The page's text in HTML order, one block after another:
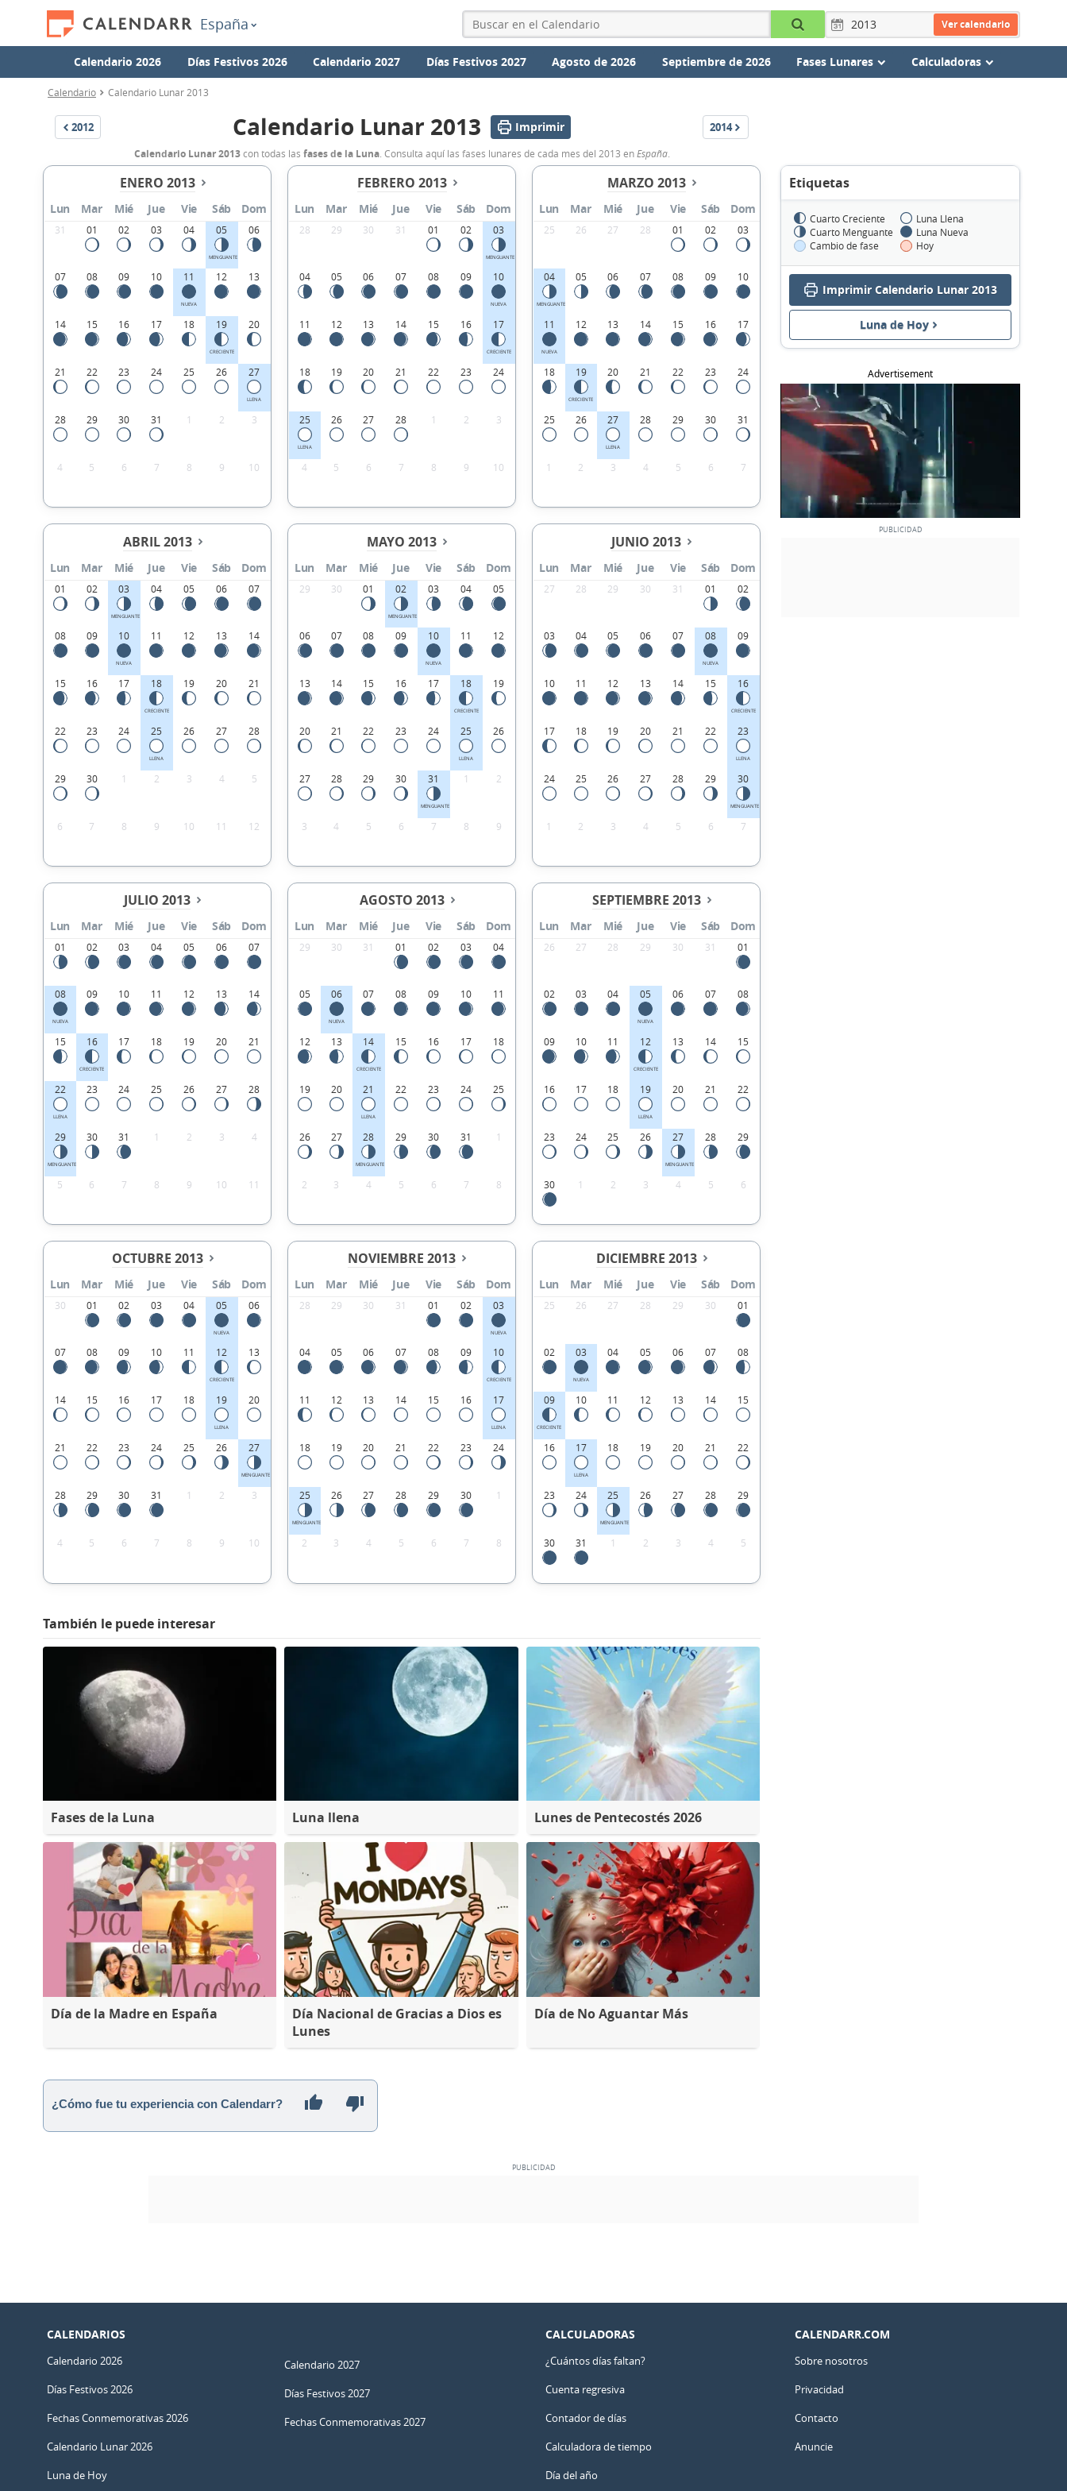
España Ver calendario
Calendario 2026 Días Festivos 2026 Calendario 2027 Días Festivos 2027 Agosto de 2026 Septiembre de 2026 Fases Lunares Calculadoras
Calendario Calendario Lunar 2013
2012 Calendario Lunar 2013 Imprimir 2014
Calendario Lunar 2013con todas las fases de la Luna. Consulta aquí las fases lunares de cada mes del 2013 enEspaña.
ENERO 2013
Lun Mar Mié Jue Vie Sáb Dom
31 01 02 03 04 05
MENGUANTE
06
07 08 09 10 11
NUEVA
12 13
14 15 16 17 18 19
CRECIENTE
20
21 22 23 24 25 26 27
LLENA
28 29 30 31 1 2 3
4 5 6 7 8 9 10
FEBRERO 2013
Lun Mar Mié Jue Vie Sáb Dom
28 29 30 31 01 02 03
MENGUANTE
04 05 06 07 08 09 10
NUEVA
11 12 13 14 15 16 17
CRECIENTE
18 19 20 21 22 23 24
25
LLENA
26 27 28 1 2 3
4 5 6 7 8 9 10
MARZO 2013
Lun Mar Mié Jue Vie Sáb Dom
25 26 27 28 01 02 03
04
MENGUANTE
05 06 07 08 09 10
11
NUEVA
12 13 14 15 16 17
18 19
CRECIENTE
20 21 22 23 24
25 26 27
LLENA
28 29 30 31
1 2 3 4 5 6 7
ABRIL 2013
Lun Mar Mié Jue Vie Sáb Dom
01 02 03
MENGUANTE
04 05 06 07
08 09 10
NUEVA
11 12 13 14
15 16 17 18
CRECIENTE
19 20 21
22 23 24 25
LLENA
26 27 28
29 30 1 2 3 4 5
6 7 8 9 10 11 12
MAYO 2013
Lun Mar Mié Jue Vie Sáb Dom
29 30 01 02
MENGUANTE
03 04 05
06 07 08 09 10
NUEVA
11 12
13 14 15 16 17 18
CRECIENTE
19
20 21 22 23 24 25
LLENA
26
27 28 29 30 31
MENGUANTE
1 2
3 4 5 6 7 8 9
JUNIO 2013
Lun Mar Mié Jue Vie Sáb Dom
27 28 29 30 31 01 02
03 04 05 06 07 08
NUEVA
09
10 11 12 13 14 15 16
CRECIENTE
17 18 19 20 21 22 23
LLENA
24 25 26 27 28 29 30
MENGUANTE
1 2 3 4 5 6 7
JULIO 2013
Lun Mar Mié Jue Vie Sáb Dom
01 02 03 04 05 06 07
08
NUEVA
09 10 11 12 13 14
15 16
CRECIENTE
17 18 19 20 21
22
LLENA
23 24 25 26 27 28
29
MENGUANTE
30 31 1 2 3 4
5 6 7 8 9 10 11
AGOSTO 2013
Lun Mar Mié Jue Vie Sáb Dom
29 30 31 01 02 03 04
05 06
NUEVA
07 08 09 10 11
12 13 14
CRECIENTE
15 16 17 18
19 20 21
LLENA
22 23 24 25
26 27 28
MENGUANTE
29 30 31 1
2 3 4 5 6 7 8
SEPTIEMBRE 2013
Lun Mar Mié Jue Vie Sáb Dom
26 27 28 29 30 31 01
02 03 04 05
NUEVA
06 07 08
09 10 11 12
CRECIENTE
13 14 15
16 17 18 19
LLENA
20 21 22
23 24 25 26 27
MENGUANTE
28 29
30 1 2 3 4 5 6
OCTUBRE 2013
Lun Mar Mié Jue Vie Sáb Dom
30 01 02 03 04 05
NUEVA
06
07 08 09 10 11 12
CRECIENTE
13
14 15 16 17 18 19
LLENA
20
21 22 23 24 25 26 27
MENGUANTE
28 29 30 31 1 2 3
4 5 6 7 8 9 10
NOVIEMBRE 2013
Lun Mar Mié Jue Vie Sáb Dom
28 29 30 31 01 02 03
NUEVA
04 05 06 07 08 09 10
CRECIENTE
11 12 13 14 15 16 17
LLENA
18 19 20 21 22 23 24
25
MENGUANTE
26 27 28 29 30 1
2 3 4 5 6 7 8
DICIEMBRE 2013
Lun Mar Mié Jue Vie Sáb Dom
25 26 27 28 29 30 01
02 03
NUEVA
04 05 06 07 08
09
CRECIENTE
10 11 12 13 14 15
16 17
LLENA
18 19 20 21 22
23 24 25
MENGUANTE
26 27 28 29
30 31 1 2 3 4 5
También le puede interesar
Fases de la Luna Luna llena Lunes de Pentecostés 2026
Día de la Madre en España
Día Nacional de Gracias a Dios es
Lunes
Día de No Aguantar Más
¿Cómo fue tu experiencia con Calendarr?
Etiquetas
Cuarto Creciente
Luna Llena
Cuarto Menguante
Luna Nueva
Cambio de fase
Hoy
Imprimir Calendario Lunar 2013
Luna de Hoy
Advertisement
CALENDARIOS
Calendario 2026
Días Festivos 2026
Fechas Conmemorativas 2026
Calendario Lunar 2026
Luna de Hoy
Calendario 2027
Días Festivos 2027
Fechas Conmemorativas 2027
CALCULADORAS
¿Cuántos días faltan?
Cuenta regresiva
Contador de días
Calculadora de tiempo
Día del año
CALENDARR.COM
Sobre nosotros
Privacidad
Contacto
Anuncie